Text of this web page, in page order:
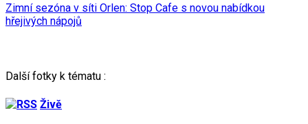
Zimní sezóna v síti Orlen: Stop Cafe s novou nabídkou
hřejivých nápojů
Další fotky k tématu :
Živě